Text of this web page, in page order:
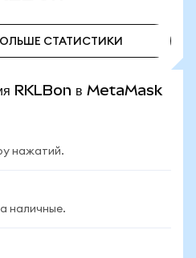
СТАТИСТИКИ
RKLBon в MetaMask
нажатий.
наличные.